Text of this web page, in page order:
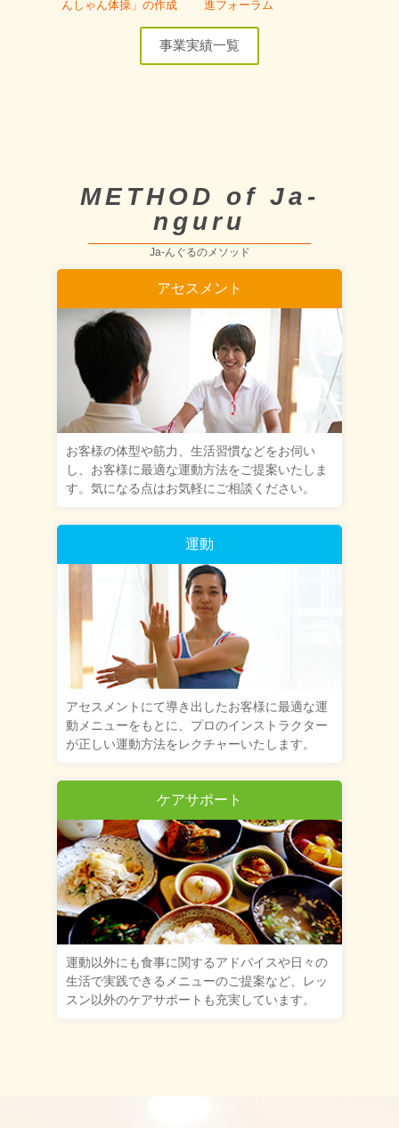
んしゃん体操」の作成 進フォーラム
事業実績一覧
METHOD of Ja-
nguru
Ja-んぐるのメソッド
アセスメント
お客様の体型や筋力、生活習慣などをお伺い
し、お客様に最適な運動方法をご提案いたしま
す。気になる点はお気軽にご相談ください。
運動
アセスメントにて導き出したお客様に最適な運
動メニューをもとに、プロのインストラクター
が正しい運動方法をレクチャーいたします。
ケアサポート
運動以外にも食事に関するアドバイスや日々の
生活で実践できるメニューのご提案など、レッ
スン以外のケアサポートも充実しています。